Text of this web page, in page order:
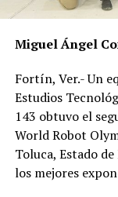
Miguel Ángel
Fortín, Ver.- Un
Estudios
143 obtuvo el
World Robot
Toluca, Estado
los mejores